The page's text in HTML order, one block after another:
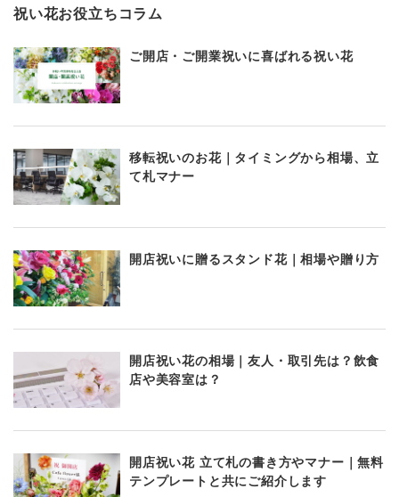
祝い花お役立ちコラム
ご開店・ご開業祝いに喜ばれる祝い花
移転祝いのお花｜タイミングから相場、立
て札マナー
開店祝いに贈るスタンド花｜相場や贈り方
開店祝い花の相場｜友人・取引先は？飲食
店や美容室は？
開店祝い花 立て札の書き方やマナー｜無料
テンプレートと共にご紹介します